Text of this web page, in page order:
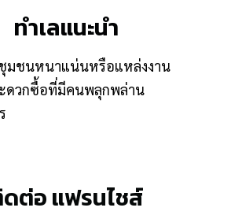
ทำเลแนะนำ
มชนหนาแน่นหรือแหล่งงาน
ดวกซื้อที่มีคนพลุกพล่าน
ต่อ แฟรนไชส์